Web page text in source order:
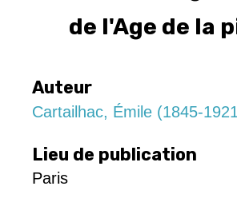
de l'Age de la
Auteur
Cartailhac, Émile (1845-
Lieu de publication
Paris